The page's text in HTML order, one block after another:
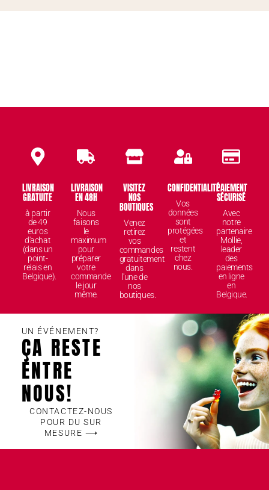
LIVRAISON
GRATUITE
à partir
de 49
euros
d'achat
(dans un
point-
relais en
Belgique).
LIVRAISON
EN 48H
Nous
faisons
le
maximum
pour
préparer
votre
commande
le jour
même.
VISITEZ
NOS
BOUTIQUES
Venez
retirez
vos
commandes
gratuitement
dans
l'une de
nos
boutiques.
CONFIDENTIALITÉ
Vos
données
sont
protégées
et
restent
chez
nous.
PAIEMENT
SÉCURISÉ
Avec
notre
partenaire
Mollie,
leader
des
paiements
en ligne
en
Belgique.
UN ÉVÉNEMENT?
ÇA RESTE
ENTRE
NOUS!
CONTACTEZ-NOUS
POUR DU SUR
MESURE ⟶